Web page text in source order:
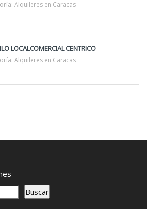
Alquileres en Caracas
LOCALCOMERCIAL CENTRICO
Alquileres en Caracas
Buscar